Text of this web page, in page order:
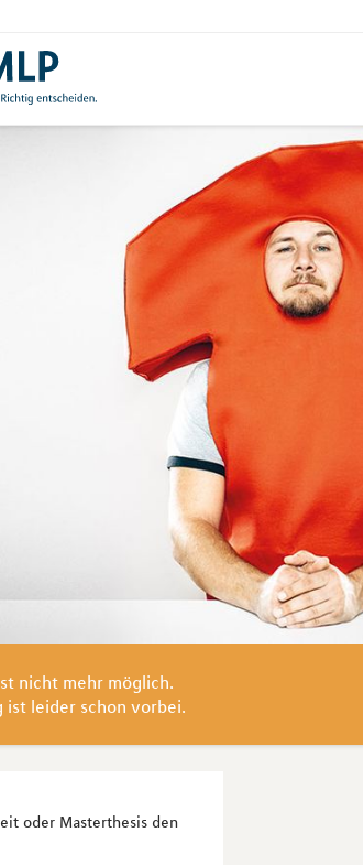
nicht mehr möglich.
ist leider schon vorbei.
oder Masterthesis den